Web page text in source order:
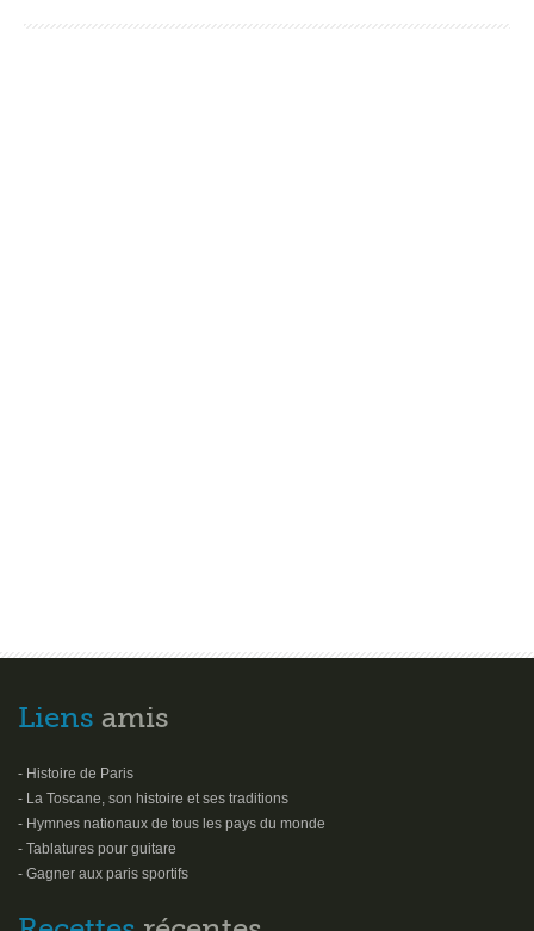
Liens amis
- Histoire de Paris
- La Toscane, son histoire et ses traditions
- Hymnes nationaux de tous les pays du monde
- Tablatures pour guitare
- Gagner aux paris sportifs